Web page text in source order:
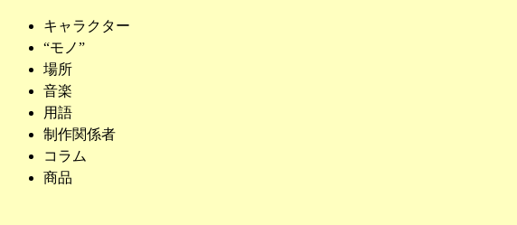
キャラクター
“モノ”
場所
音楽
用語
制作関係者
コラム
商品